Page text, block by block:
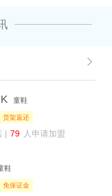
童鞋
货架返还
| 79 人申请加盟
鞋
免保证金